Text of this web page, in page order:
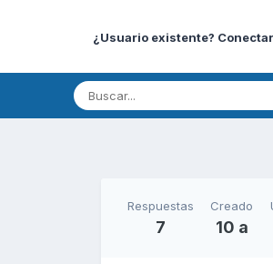
¿Usuario existente? Conectar
Respuestas
7
Creado
10 a